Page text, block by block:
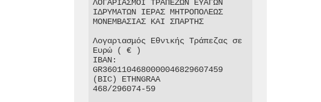
ΛΟΓΑΡΙΑΣΜΟΙ ΤΡΑΠΕΖΩΝ ΕΥΑΓΩΝ
ΙΔΡΥΜΑΤΩΝ ΙΕΡΑΣ ΜΗΤΡΟΠΟΛΕΩΣ
ΜΟΝΕΜΒΑΣΙΑΣ ΚΑΙ ΣΠΑΡΤΗΣ
Λογαριασμός Εθνικής Τράπεζας σε
Ευρώ ( € )
IBAN:
GR3601104680000046829607459
(BIC) ETHNGRAA
468/296074-59